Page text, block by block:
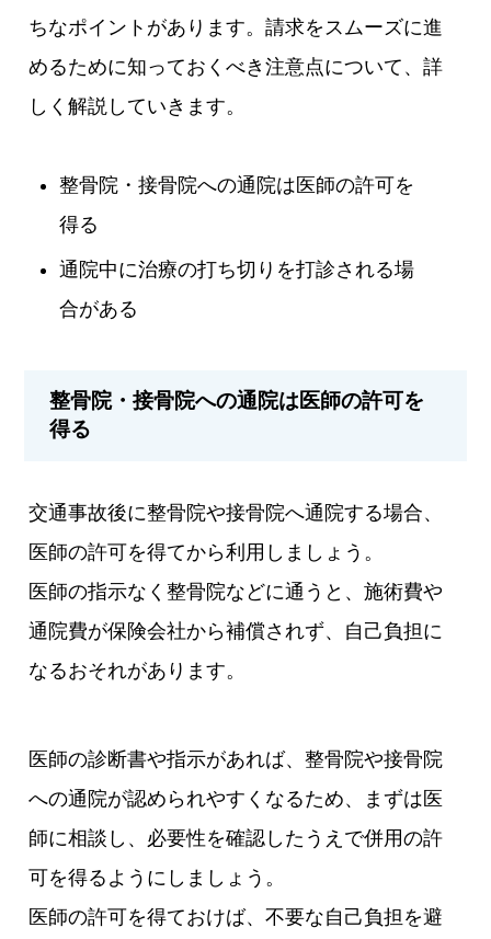
ちなポイントがあります。請求をスムーズに進
めるために知っておくべき注意点について、詳
しく解説していきます。
整骨院・接骨院への通院は医師の許可を
得る
通院中に治療の打ち切りを打診される場
合がある
整骨院・接骨院への通院は医師の許可を
得る
交通事故後に整骨院や接骨院へ通院する場合、
医師の許可を得てから利用しましょう。
医師の指示なく整骨院などに通うと、施術費や
通院費が保険会社から補償されず、自己負担に
なるおそれがあります。
医師の診断書や指示があれば、整骨院や接骨院
への通院が認められやすくなるため、まずは医
師に相談し、必要性を確認したうえで併用の許
可を得るようにしましょう。
医師の許可を得ておけば、不要な自己負担を避